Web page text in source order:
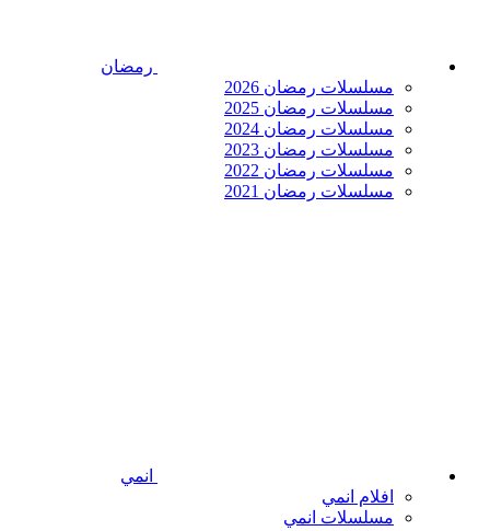
رمضان
مسلسلات رمضان 2026
مسلسلات رمضان 2025
مسلسلات رمضان 2024
مسلسلات رمضان 2023
مسلسلات رمضان 2022
مسلسلات رمضان 2021
انمي
افلام انمي
مسلسلات انمي